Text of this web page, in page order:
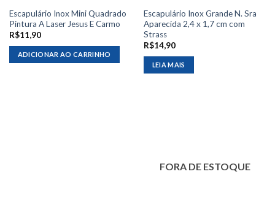
Escapulário Inox Mini Quadrado
Pintura A Laser Jesus E Carmo
R$11,90
ADICIONAR AO CARRINHO
Escapulário Inox Grande N. Sra
Aparecida 2,4 x 1,7 cm com
Strass
R$14,90
LEIA MAIS
FORA DE ESTOQUE